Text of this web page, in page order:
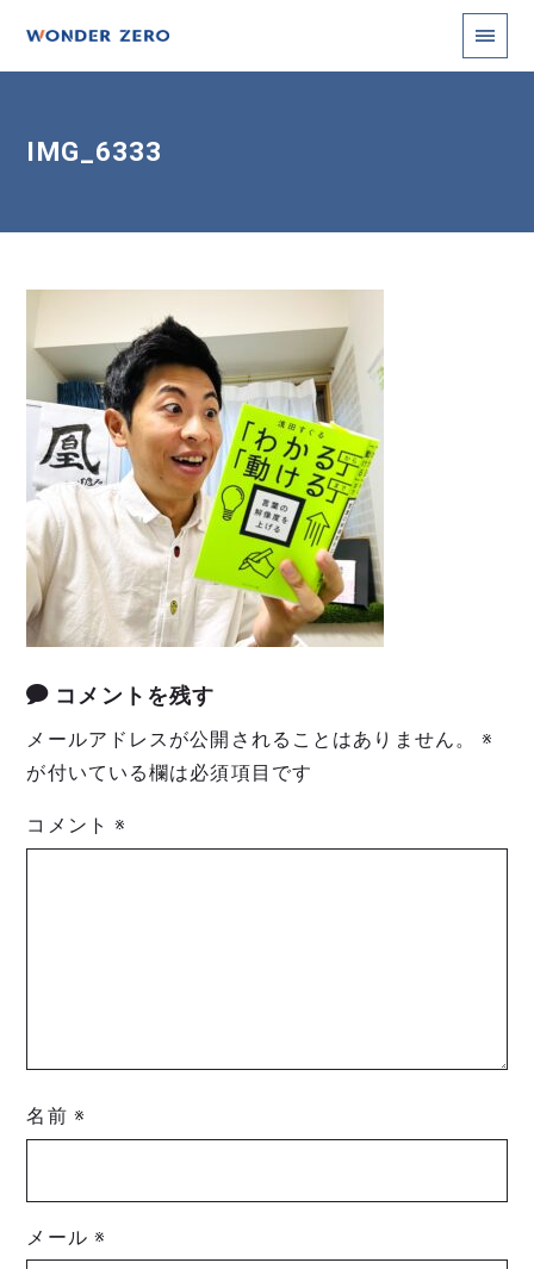
IMG_6333
コメントを残す
メールアドレスが公開されることはありません。
※
が付いている欄は必須項目です
コメント※
名前 ※
メール ※